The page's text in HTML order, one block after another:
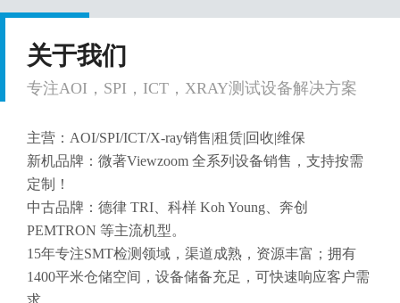
关于我们
专注AOI，SPI，ICT，XRAY测试设备解决方案
主营：AOI/SPI/ICT/X-ray销售|租赁|回收|维保
新机品牌：微著Viewzoom 全系列设备销售，支持按需
定制！
中古品牌：德律 TRI、科样 Koh Young、奔创
PEMTRON 等主流机型。
15年专注SMT检测领域，渠道成熟，资源丰富；拥有
1400平米仓储空间，设备储备充足，可快速响应客户需